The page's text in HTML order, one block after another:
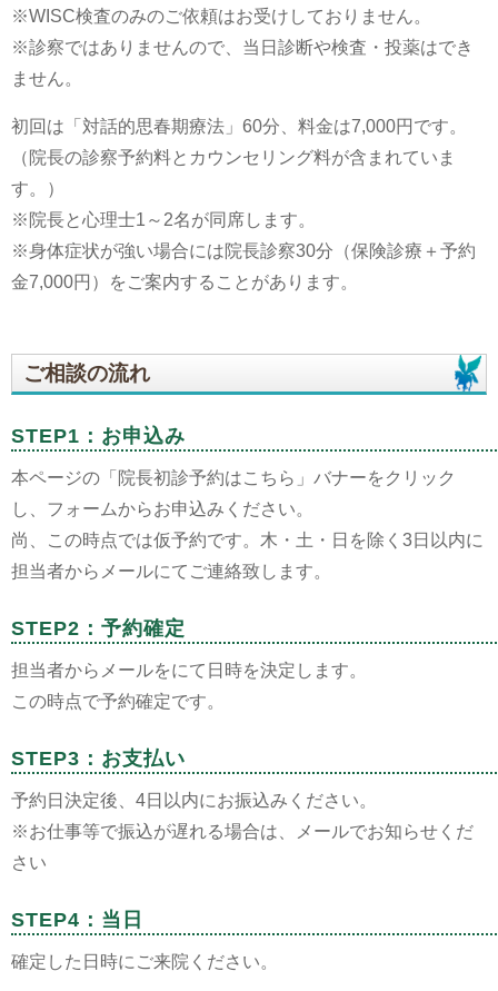
※WISC検査のみのご依頼はお受けしておりません。
※診察ではありませんので、当日診断や検査・投薬はでき
ません。
初回は「対話的思春期療法」60分、料金は7,000円です。
（院長の診察予約料とカウンセリング料が含まれていま
す。）
※院長と心理士1～2名が同席します。
※身体症状が強い場合には院長診察30分（保険診療＋予約
金7,000円）をご案内することがあります。
ご相談の流れ
STEP1：お申込み
本ページの「院長初診予約はこちら」バナーをクリック
し、フォームからお申込みください。
尚、この時点では仮予約です。木・土・日を除く3日以内に
担当者からメールにてご連絡致します。
STEP2：予約確定
担当者からメールをにて日時を決定します。
この時点で予約確定です。
STEP3：お支払い
予約日決定後、4日以内にお振込みください。
※お仕事等で振込が遅れる場合は、メールでお知らせくだ
さい
STEP4：当日
確定した日時にご来院ください。